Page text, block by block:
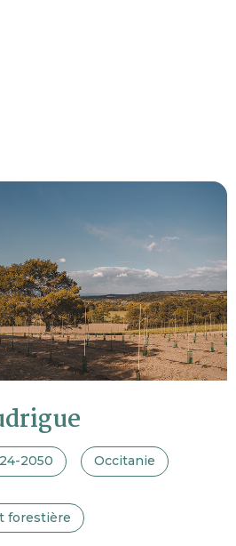
2050 Occitanie
forestière